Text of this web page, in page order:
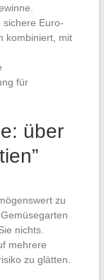
sichere Euro-
kombiniert, mit
für
über
zu
nichts.
mehrere
zu glätten.